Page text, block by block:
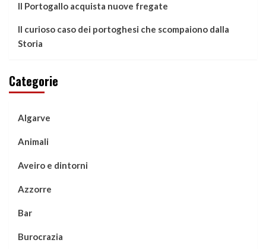
Il Portogallo acquista nuove fregate
Il curioso caso dei portoghesi che scompaiono dalla
Storia
Categorie
Algarve
Animali
Aveiro e dintorni
Azzorre
Bar
Burocrazia